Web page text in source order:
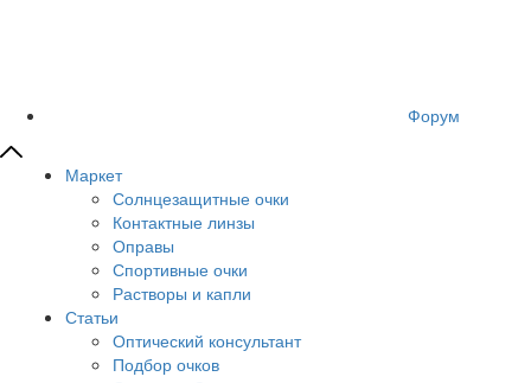
Форум
Маркет
Солнцезащитные очки
Контактные линзы
Оправы
Спортивные очки
Растворы и капли
Статьи
Оптический консультант
Подбор очков